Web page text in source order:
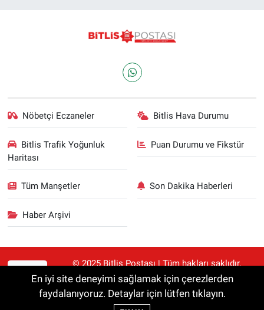
Nöbetçi Eczaneler Bitlis Hava Durumu
Bitlis Trafik Yoğunluk
Haritası
Puan Durumu ve Fikstür
Tüm Manşetler Son Dakika Haberleri
Haber Arşivi
© 2025 Bitlis Postası | Tüm hakları saklıdır.
Haberler kaynak gösterilmeden alıntılanamaz.
En iyi site deneyimi sağlamak için çerezlerden
faydalanıyoruz. Detaylar için lütfen tıklayın.